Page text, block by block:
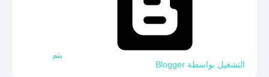
‏يتم
التشغيل بواسطة Blogger